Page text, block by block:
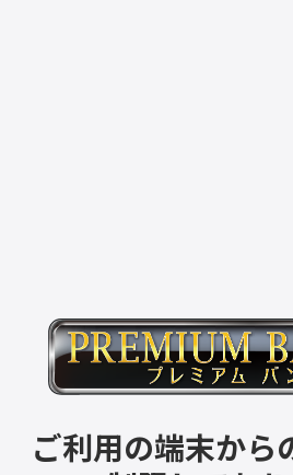
ご利用の端末から